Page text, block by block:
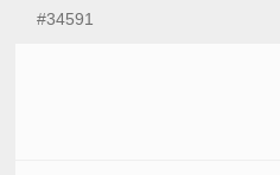
#34591